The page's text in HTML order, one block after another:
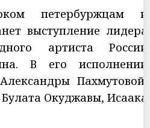
петербуржцам и
выступление лидера
артиста России
В его исполнении
Пахмутовой,
Окуджавы, Исаака